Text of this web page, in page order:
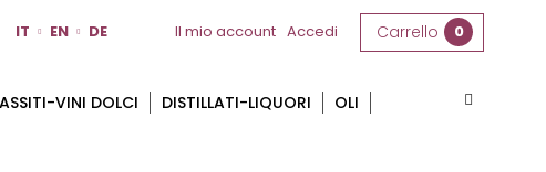
Il mio account Accedi Carrello 0
IT EN DE
VINI DOLCI DISTILLATI-LIQUORI OLI